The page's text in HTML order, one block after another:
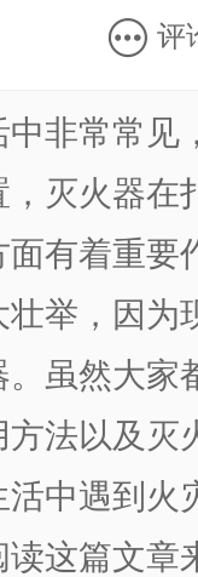
评
非常常见
灭火器在
面有着重要
举，因为
虽然大家
法以及灭
中遇到火
这篇文章